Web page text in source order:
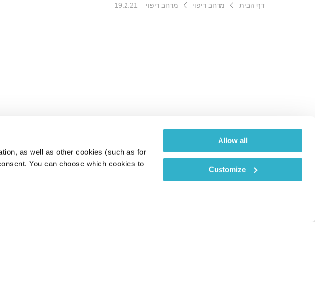
as well as other cookies (such as for
You can choose which cookies to
Allow all
Customize
דף הבית מרחב ריפוי מרחב ריפוי – 19.2.21